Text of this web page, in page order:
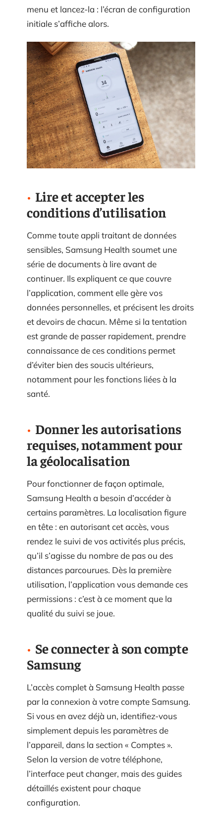
menu et lancez-la : l’écran de configuration
initiale s’affiche alors.
Lire et accepter les
conditions d’utilisation
Comme toute appli traitant de données
sensibles, Samsung Health soumet une
série de documents à lire avant de
continuer. Ils expliquent ce que couvre
l’application, comment elle gère vos
données personnelles, et précisent les droits
et devoirs de chacun. Même si la tentation
est grande de passer rapidement, prendre
connaissance de ces conditions permet
d’éviter bien des soucis ultérieurs,
notamment pour les fonctions liées à la
santé.
Donner les autorisations
requises, notamment pour
la géolocalisation
Pour fonctionner de façon optimale,
Samsung Health a besoin d’accéder à
certains paramètres. La localisation figure
en tête : en autorisant cet accès, vous
rendez le suivi de vos activités plus précis,
qu’il s’agisse du nombre de pas ou des
distances parcourues. Dès la première
utilisation, l’application vous demande ces
permissions : c’est à ce moment que la
qualité du suivi se joue.
Se connecter à son compte
Samsung
L’accès complet à Samsung Health passe
par la connexion à votre compte Samsung.
Si vous en avez déjà un, identifiez-vous
simplement depuis les paramètres de
l’appareil, dans la section « Comptes ».
Selon la version de votre téléphone,
l’interface peut changer, mais des guides
détaillés existent pour chaque
configuration.